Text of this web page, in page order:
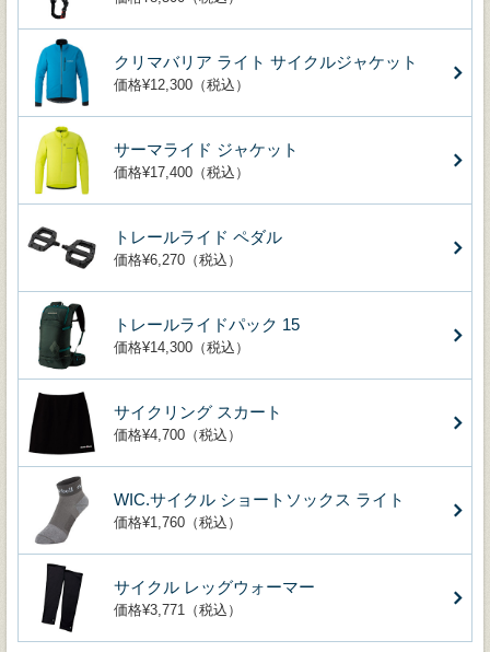
クリマバリア ライト サイクルジャケット
価格¥12,300（税込）
サーマライド ジャケット
価格¥17,400（税込）
トレールライド ペダル
価格¥6,270（税込）
トレールライドパック 15
価格¥14,300（税込）
サイクリング スカート
価格¥4,700（税込）
WIC.サイクル ショートソックス ライト
価格¥1,760（税込）
サイクル レッグウォーマー
価格¥3,771（税込）